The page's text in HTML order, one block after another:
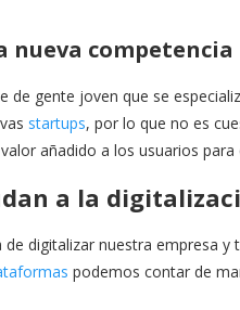
nueva competencia
de gente joven que se
startups, por lo que no es
añadido a los usuarios
a la
digitalizar nuestra empresa
podemos contar de